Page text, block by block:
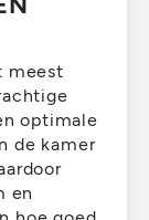
meest
optimale
de kamer
en
hoe goed